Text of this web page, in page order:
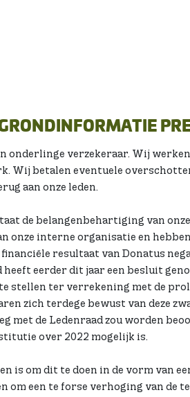
onderlinge verzekeraar. Wij
Wij betalen eventuele
aan onze leden.
de belangenbehartiging van
onze interne organisatie en
financiële resultaat van Donatus
heeft eerder dit jaar een besluit
stellen ter verrekening met de
zich terdege bewust van deze
met de Ledenraad zou worden
over 2022 mogelijk is.
is om dit te doen in de vorm van
om een te forse verhoging van de